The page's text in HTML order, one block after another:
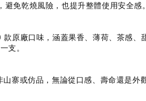
免乾燒風險，也提升整體使用安全感
原廠口味，涵蓋果香、薄荷、茶感、
支。
寨或仿品，無論從口感、壽命還是外